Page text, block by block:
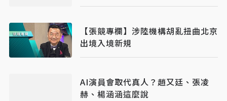
【張競專欄】涉陸機構胡亂扭曲北京
出境入境新規
AI演員會取代真人？趙又廷、張凌
赫、楊涵涵這麼說